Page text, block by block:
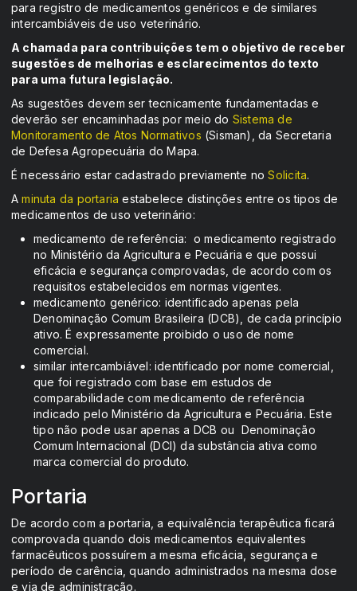
para registro de medicamentos genéricos e de similares
intercambiáveis de uso veterinário.
A chamada para contribuições tem o objetivo de receber
sugestões de melhorias e esclarecimentos do texto
para uma futura legislação.
As sugestões devem ser tecnicamente fundamentadas e
deverão ser encaminhadas por meio do Sistema de
Monitoramento de Atos Normativos (Sisman), da Secretaria
de Defesa Agropecuária do Mapa.
É necessário estar cadastrado previamente noSolicita.
Aminuta da portaria estabelece distinções entre os tipos de
medicamentos de uso veterinário:
medicamento de referência: o medicamento registrado
no Ministério da Agricultura e Pecuária e que possui
eficácia e segurança comprovadas, de acordo com os
requisitos estabelecidos em normas vigentes.
medicamento genérico: identificado apenas pela
Denominação Comum Brasileira (DCB), de cada princípio
ativo. É expressamente proibido o uso de nome
comercial.
similar intercambiável: identificado por nome comercial,
que foi registrado com base em estudos de
comparabilidade com medicamento de referência
indicado pelo Ministério da Agricultura e Pecuária. Este
tipo não pode usar apenas a DCB ou Denominação
Comum Internacional (DCI) da substância ativa como
marca comercial do produto.
Portaria
De acordo com a portaria, a equivalência terapêutica ficará
comprovada quando dois medicamentos equivalentes
farmacêuticos possuírem a mesma eficácia, segurança e
período de carência, quando administrados na mesma dose
e via de administração.